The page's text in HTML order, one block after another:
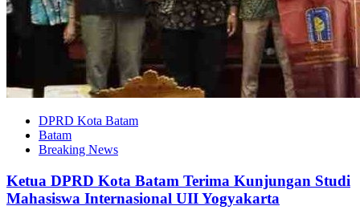
DPRD Kota Batam
Batam
Breaking News
Ketua DPRD Kota Batam Terima Kunjungan Studi
Mahasiswa Internasional UII Yogyakarta